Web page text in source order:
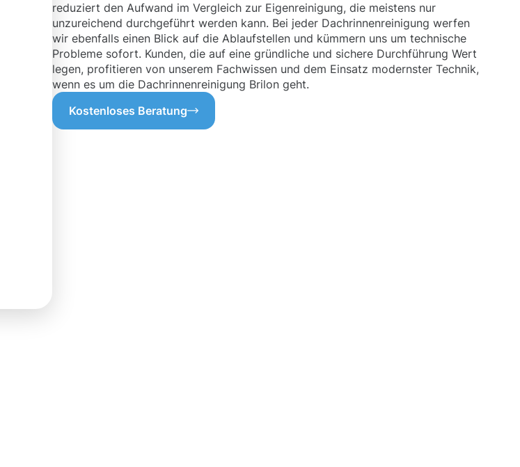
reduziert den Aufwand im Vergleich zur Eigenreinigung, die meistens nur
unzureichend durchgeführt werden kann. Bei jeder Dachrinnenreinigung werfen
wir ebenfalls einen Blick auf die Ablaufstellen und kümmern uns um technische
Probleme sofort. Kunden, die auf eine gründliche und sichere Durchführung Wert
legen, profitieren von unserem Fachwissen und dem Einsatz modernster Technik,
wenn es um die Dachrinnenreinigung Brilon geht.
Kostenloses Beratung